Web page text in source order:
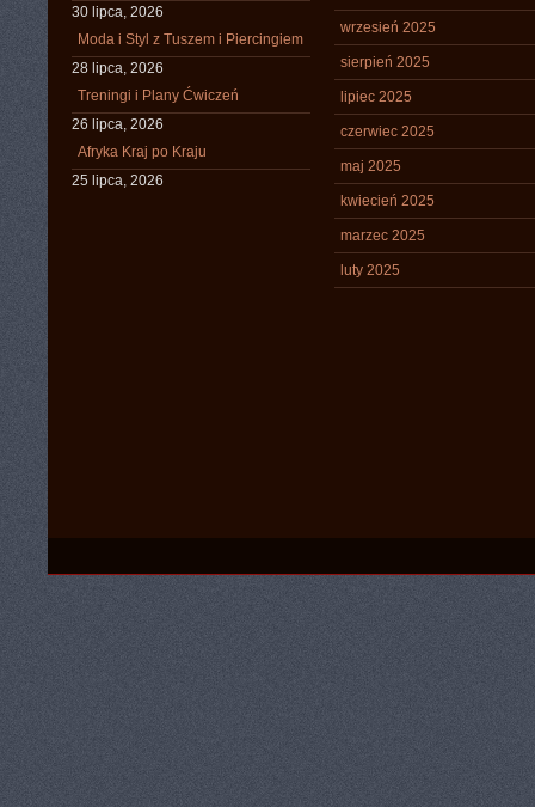
30 lipca, 2026
Moda i Styl z Tuszem i Piercingiem
28 lipca, 2026
Treningi i Plany Ćwiczeń
26 lipca, 2026
Afryka Kraj po Kraju
25 lipca, 2026
wrzesień 2025
sierpień 2025
lipiec 2025
czerwiec 2025
maj 2025
kwiecień 2025
marzec 2025
luty 2025